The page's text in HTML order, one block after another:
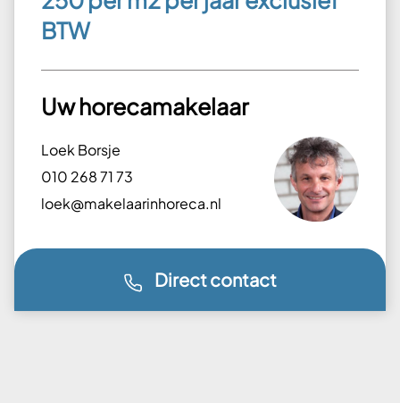
BTW
Uw horecamakelaar
Loek Borsje
010 268 71 73
loek@makelaarinhoreca.nl
Direct contact